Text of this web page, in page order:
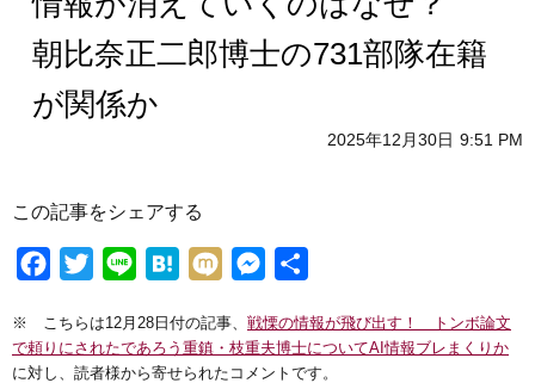
朝比奈正二郎博士の731部隊在籍
が関係か
2025年12月30日 9:51 PM
この記事をシェアする
c
i
t
n
e
H
t
e
M
x
s
※ こちらは12月28日付の記事、 戦慄の情報が飛び出す！ トンボ論文
で頼りにされたであろう重鎮・枝重夫博士についてAI情報ブレまくりか
に対し、読者様から寄せられたコメントです。